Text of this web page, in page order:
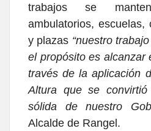
trabajos se
ambulatorios, escuelas,
y plazas “nuestro
el propósito es alcanzar
través de la aplicación
Altura que se
sólida de nuestro
Alcalde de Rangel.